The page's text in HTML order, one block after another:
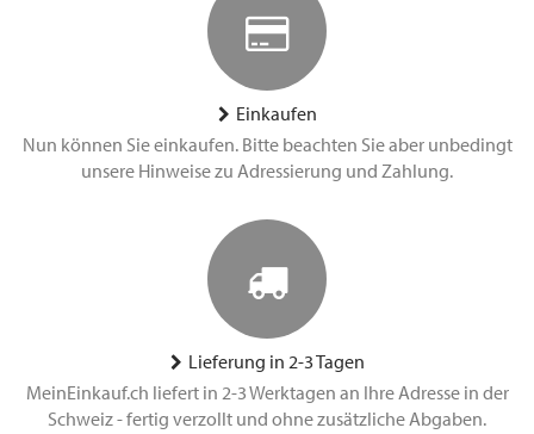
Einkaufen
Nun können Sie einkaufen. Bitte beachten Sie aber unbedingt
unsere Hinweise zu Adressierung und Zahlung.
Lieferung in 2-3 Tagen
MeinEinkauf.ch liefert in 2-3 Werktagen an Ihre Adresse in der
Schweiz - fertig verzollt und ohne zusätzliche Abgaben.